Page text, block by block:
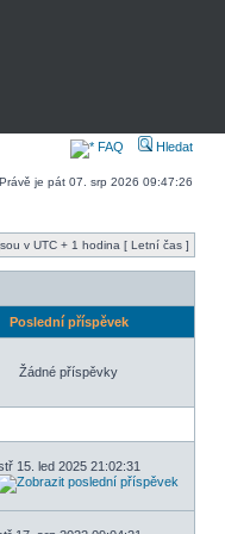
FAQ Hledat
Právě je pát 07. srp 2026 09:47:26
v UTC + 1 hodina [ Letní čas ]
Poslední příspěvek
Žádné příspěvky
15. led 2025 21:02:31